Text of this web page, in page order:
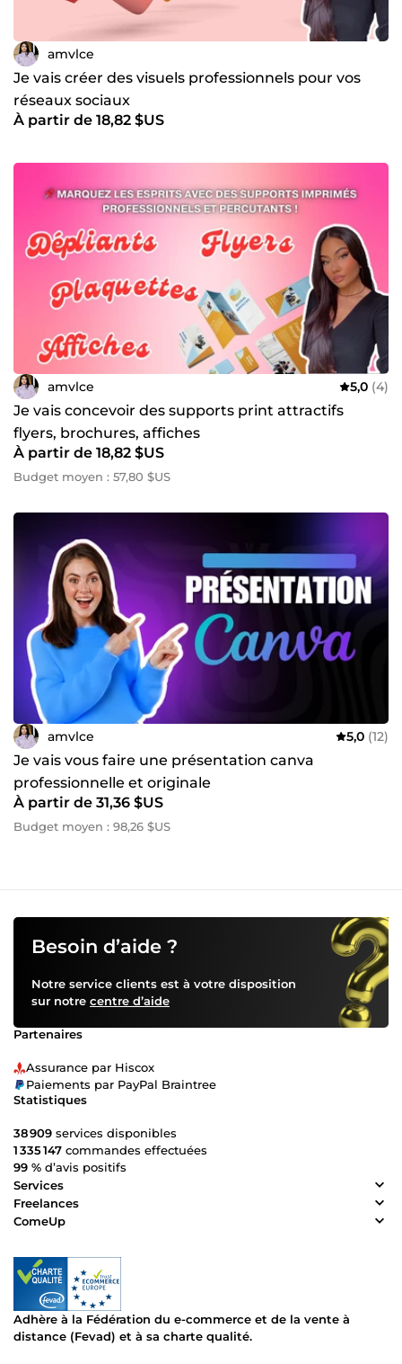
amvlce
Je vais créer des visuels professionnels pour vos
réseaux sociaux
À partir de 18,82 $US
amvlce 5,0 (4)
Je vais concevoir des supports print attractifs
flyers, brochures, affiches
À partir de 18,82 $US
Budget moyen : 57,80 $US
amvlce 5,0 (12)
Je vais vous faire une présentation canva
professionnelle et originale
À partir de 31,36 $US
Budget moyen : 98,26 $US
Besoin d’aide ?
Notre service clients est à votre disposition
sur notre centre d’aide
Partenaires
Assurance par Hiscox
Paiements par PayPal Braintree
Statistiques
38 909 services disponibles
1 335 147 commandes effectuées
99 % d’avis positifs
Services
Freelances
ComeUp
Adhère à la Fédération du e-commerce et de la vente à
distance (Fevad) et à sa charte qualité.